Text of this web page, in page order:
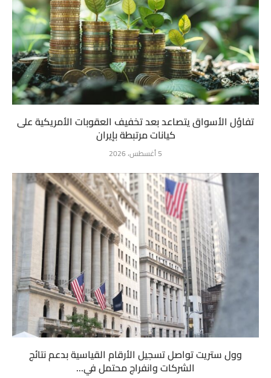
تفاؤل الأسواق يتصاعد بعد تخفيف العقوبات الأمريكية على
كيانات مرتبطة بإيران
5 أغسطس، 2026
وول ستريت تواصل تسجيل الأرقام القياسية بدعم نتائج
الشركات وانفراج محتمل في...